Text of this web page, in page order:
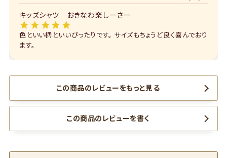
キッズシャツ おきなわ楽しーさー
色といい柄といいぴったりです。 サイズもちょうど良く喜んでおり
ます。
この商品のレビューをもっと見る
この商品のレビューを書く